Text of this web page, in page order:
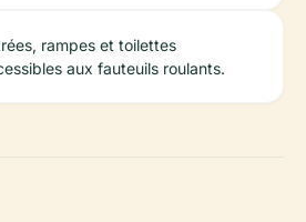
rampes et toilettes
aux fauteuils roulants.